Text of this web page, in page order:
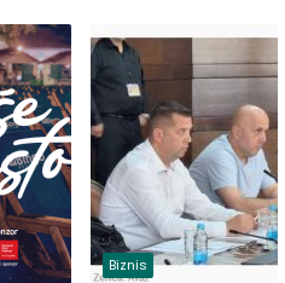
prema Šapcu
(FOTO)
Biznis